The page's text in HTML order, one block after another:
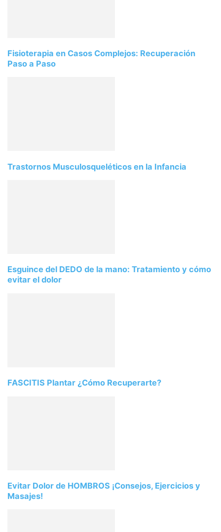
Fisioterapia en Casos Complejos: Recuperación
Paso a Paso
Trastornos Musculosqueléticos en la Infancia
Esguince del DEDO de la mano: Tratamiento y cómo
evitar el dolor
FASCITIS Plantar ¿Cómo Recuperarte?
Evitar Dolor de HOMBROS ¡Consejos, Ejercicios y
Masajes!